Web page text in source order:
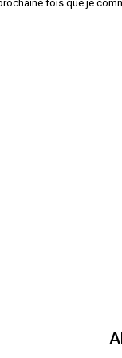
fois que je